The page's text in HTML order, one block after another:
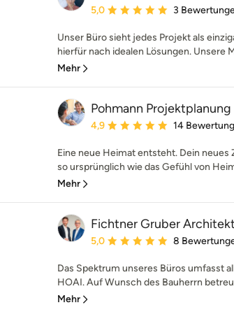
Durchschnittliche Bewertung: 5
5,0 3
Unser Büro sieht jedes Projekt als
hierfür nach idealen Lösungen. Unsere
Mehr
Pohmann
Durchschnittliche Bewertung:
4,9 14
Eine neue Heimat entsteht. Dein neues
so ursprünglich wie das Gefühl von
Mehr
Fichtner Gruber
Durchschnittliche Bewertung: 5
5,0 8
Das Spektrum unseres Büros umfasst
HOAI. Auf Wunsch des Bauherrn
Mehr